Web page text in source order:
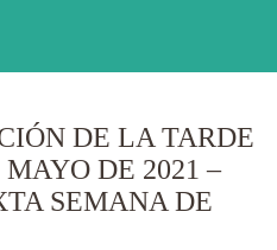
DE LA TARDE
DE 2021 –
SEMANA DE